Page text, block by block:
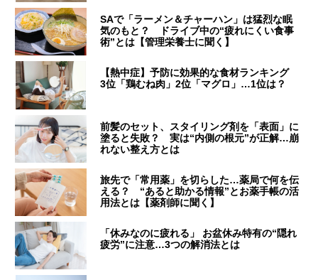
SAで「ラーメン＆チャーハン」は猛烈な眠
気のもと？ ドライブ中の“疲れにくい食事
術”とは【管理栄養士に聞く】
【熱中症】予防に効果的な食材ランキング
3位「鶏むね肉」2位「マグロ」…1位は？
前髪のセット、スタイリング剤を「表面」に
塗ると失敗？ 実は“内側の根元”が正解…崩
れない整え方とは
旅先で「常用薬」を切らした…薬局で何を伝
える？ “あると助かる情報”とお薬手帳の活
用法とは【薬剤師に聞く】
「休みなのに疲れる」 お盆休み特有の“隠れ
疲労”に注意…3つの解消法とは